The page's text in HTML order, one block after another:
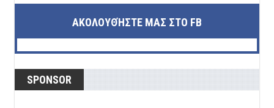
ΑΚΟΛΟΥΘΉΣΤΕ ΜΑΣ ΣΤΟ FB
SPONSOR